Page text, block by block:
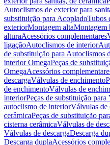
Autoclismos de exterior para
substituição para AcopladoTubos
exteriorMontagem altaMontagem
alturaAcessórios complementares
ligaçãoAutoclismos de interior
de substituição para Autoclismos
interior OmegaPeças de
OmegaAcessórios
descargaVálvulas de enchimento
de enchimentoVálvulas de
interiorPeças de substituição
autoclismo de interiorVálvulas de
cerâmicaPeças de substituição
cisterna cerâmicaVálvulas de
Válvulas de descargaDescarga
Descarga duplaAcessórios